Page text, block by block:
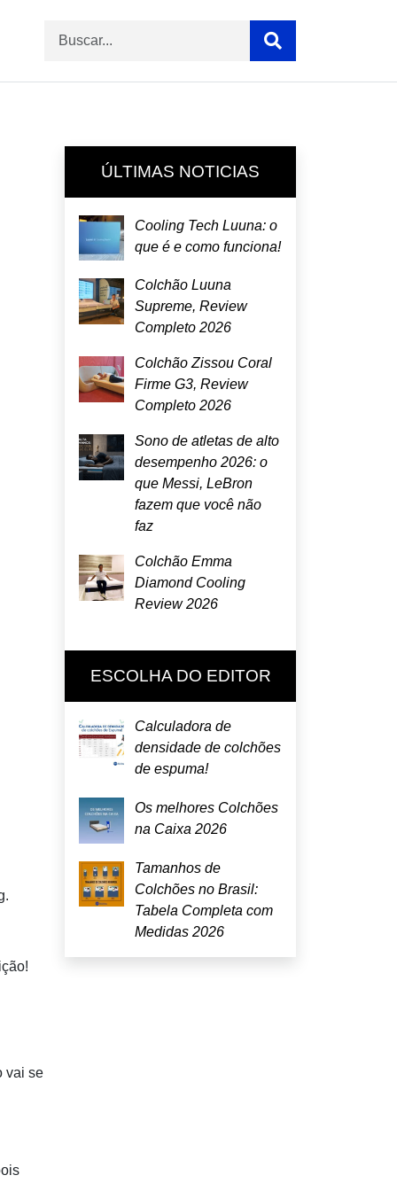
vai se
ÚLTIMAS NOTICIAS
Cooling Tech Luuna: o
que é e como funciona!
Colchão Luuna
Supreme, Review
Completo 2026
Colchão Zissou Coral
Firme G3, Review
Completo 2026
Sono de atletas de alto
desempenho 2026: o
que Messi, LeBron
fazem que você não
faz
Colchão Emma
Diamond Cooling
Review 2026
ESCOLHA DO EDITOR
Calculadora de
densidade de colchões
de espuma!
Os melhores Colchões
na Caixa 2026
Tamanhos de
Colchões no Brasil:
Tabela Completa com
Medidas 2026